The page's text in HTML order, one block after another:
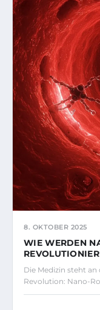
8. OKTOBER 2025
WIE WERDEN
Die Medizin steht
Revolution: Nano-